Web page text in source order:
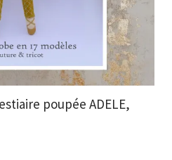
poupée ADELE,